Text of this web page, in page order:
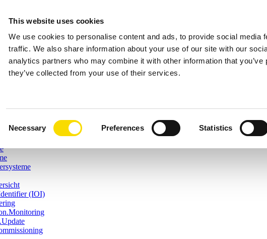
This website uses cookies
We use cookies to personalise content and ads, to provide social media
traffic. We also share information about your use of our site with our
analytics partners who may combine it with other information that you’ve
they’ve collected from your use of their services.
Necessary Preferences Statistics
(IOI)